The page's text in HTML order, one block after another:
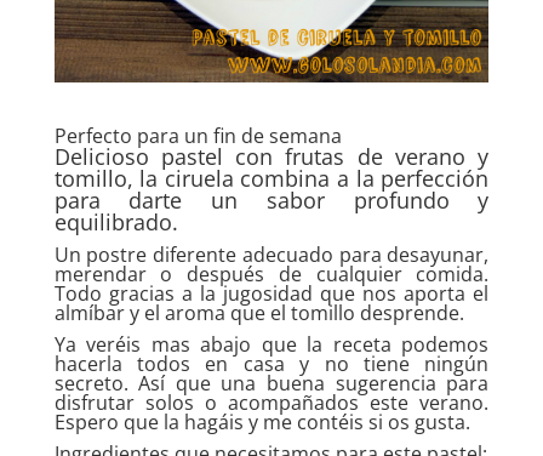
Perfecto para un fin de semana
Delicioso pastel con frutas de verano y
tomillo, la ciruela combina a la perfección
para darte un sabor profundo y
equilibrado.
Un postre diferente adecuado para desayunar,
merendar o después de cualquier comida.
Todo gracias a la jugosidad que nos aporta el
almíbar y el aroma que el tomillo desprende.
Ya veréis mas abajo que la receta podemos
hacerla todos en casa y no tiene ningún
secreto. Así que una buena sugerencia para
disfrutar solos o acompañados este verano.
Espero que la hagáis y me contéis si os gusta.